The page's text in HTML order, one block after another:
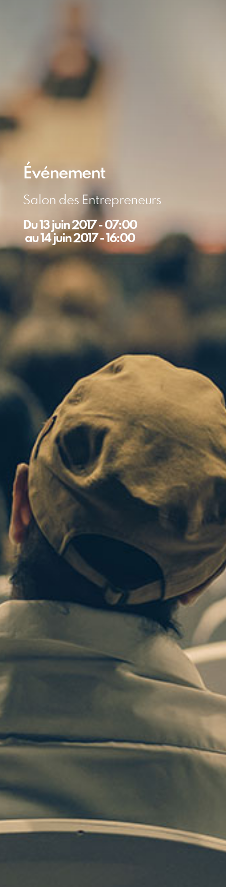
Événement
Salon des Entrepreneurs
Du13 juin 2017- 07:00
au14 juin 2017-16:00